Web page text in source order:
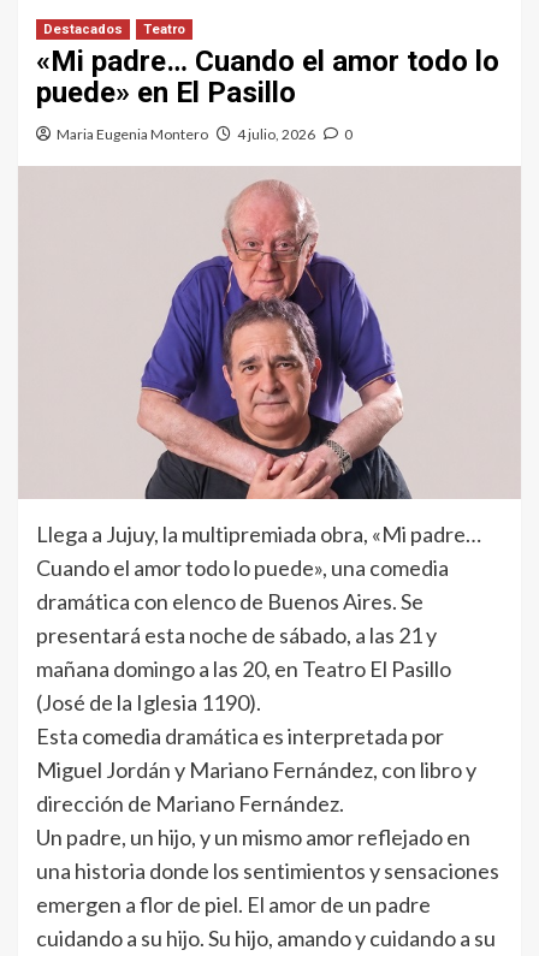
Destacados Teatro
«Mi padre… Cuando el amor todo lo
puede» en El Pasillo
Maria Eugenia Montero 4 julio, 2026 0
Llega a Jujuy, la multipremiada obra, «Mi padre…
Cuando el amor todo lo puede», una comedia
dramática con elenco de Buenos Aires. Se
presentará esta noche de sábado, a las 21 y
mañana domingo a las 20, en Teatro El Pasillo
(José de la Iglesia 1190).
Esta comedia dramática es interpretada por
Miguel Jordán y Mariano Fernández, con libro y
dirección de Mariano Fernández.
Un padre, un hijo, y un mismo amor reflejado en
una historia donde los sentimientos y sensaciones
emergen a flor de piel. El amor de un padre
cuidando a su hijo. Su hijo, amando y cuidando a su